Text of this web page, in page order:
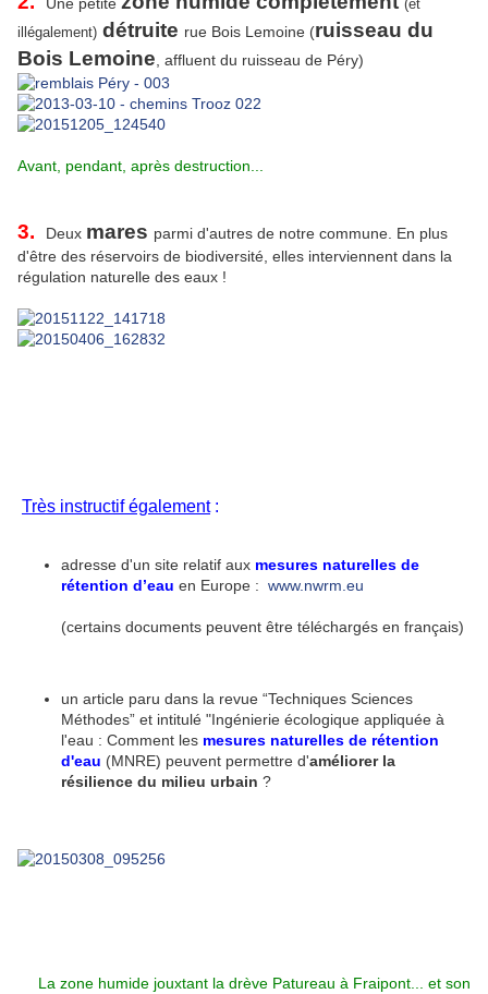
(et
illégalement) détruite rue Bois Lemoine (ruisseau du
Bois Lemoine , affluent du ruisseau de Péry)
Avant, pendant, après destruction...
3. Deux mares parmi d'autres de notre commune. En plus
d'être des réservoirs de biodiversité, elles interviennent dans la
régulation naturelle des eaux !
Très instructif également:
adresse d'un site relatif aux mesures naturelles de
rétention d’eau en Europe : www.nwrm.eu
(certains documents peuvent être téléchargés en français)
un article paru dans la revue “Techniques Sciences
Méthodes” et intitulé "Ingénierie écologique appliquée à
l'eau : Comment les mesures naturelles de rétention
d'eau (MNRE) peuvent permettre d'améliorer la
résilience du milieu urbain ?
La zone humide jouxtant la drève Patureau à Fraipont... et son